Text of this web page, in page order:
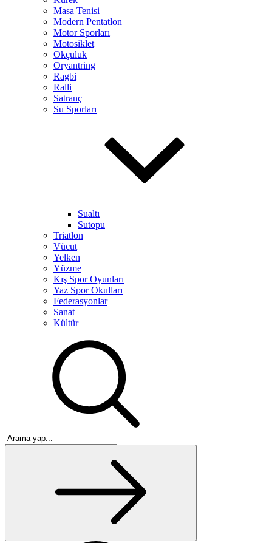
Masa Tenisi
Modern Pentatlon
Motor Sporları
Motosiklet
Okçuluk
Oryantring
Ragbi
Ralli
Satranç
Su Sporları
Sualtı
Sutopu
Triatlon
Vücut
Yelken
Yüzme
Kış Spor Oyunları
Yaz Spor Okulları
Federasyonlar
Sanat
Kültür